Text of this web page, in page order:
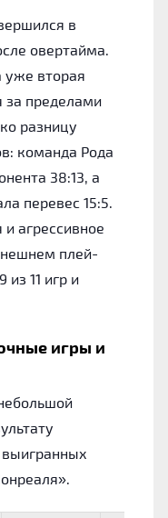
в
овертайма.
уже вторая
за пределами
разницу
команда Рода
38:13, а
перевес 15:5.
агрессивное
плей-
11 игр и
игры и